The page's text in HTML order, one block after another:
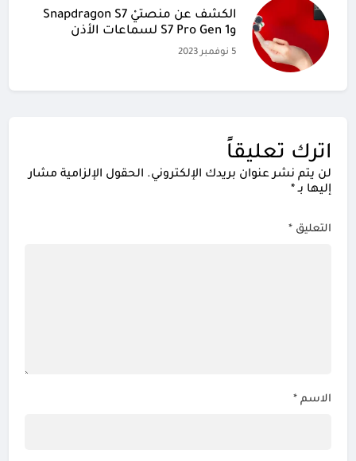
الكشف عن منصتيْ Snapdragon S7
وS7 Pro Gen 1 لسماعات الأذن
5 نوفمبر 2023
اترك تعليقاً
لن يتم نشر عنوان بريدك الإلكتروني. الحقول الإلزامية مشار
إليها بـ*
التعليق *
الاسم *